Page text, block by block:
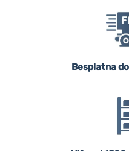
Besplatna